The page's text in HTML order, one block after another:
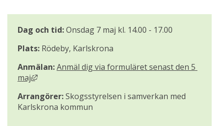
Dag och tid: Onsdag 7 maj kl. 14.00 - 17.00
Plats: Rödeby, Karlskrona
Anmälan: Anmäl dig via formuläret senast den 5
maj
Länk till annan webbplats, öppnas i nytt fönster.
Arrangörer: Skogsstyrelsen i samverkan med
Karlskrona kommun